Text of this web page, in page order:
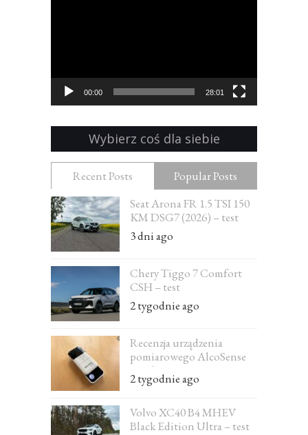
00:00 28:01
Wybierz coś dla siebie
Recent Posts
Popular Posts
Seat Arona FR 1.5 TSI 150
KM DSG7 (2026) – test
3 dni ago
Chery Tiggo 7 Comfort
CSH – test
2 tygodnie ago
Recenzja urządzenia
pomiarowego AlcoSense
Excel
2 tygodnie ago
Volvo XC40 B4 MHEV
Black Edition Ultra – test